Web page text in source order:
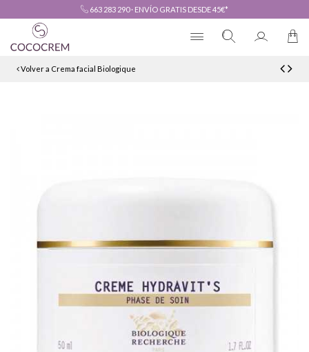
663 283 290· ENVÍO GRATIS DESDE 45€*
Volver a Crema facial Biologique